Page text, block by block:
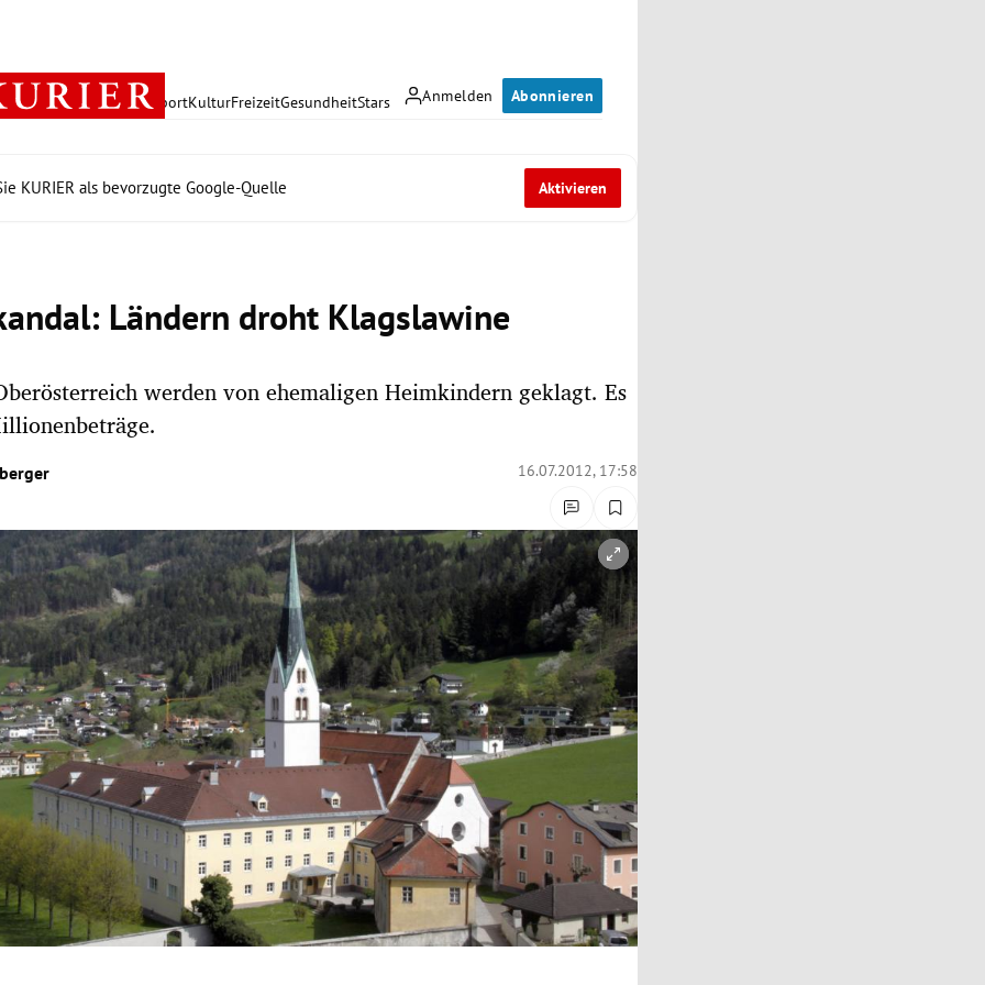
Anmelden Abonnieren
PolitikWirtschaft SportKulturFreizeitGesundheitStars
KURIER als bevorzugte Google-Quelle Aktivieren
Ländern droht Klagslawine
werden von ehemaligen Heimkindern geklagt. Es
16.07.2012, 17:58
öffnen/schließen